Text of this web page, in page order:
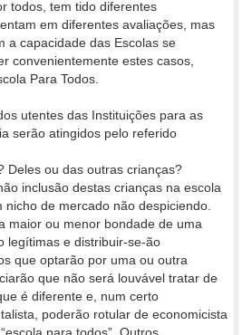
todos, tem tido diferentes
em diferentes avaliações, mas
a capacidade das Escolas se
convenientemente estes casos,
Para Todos.
utentes das Instituições para as
serão atingidos pelo referido
Deles ou das outras crianças?
inclusão destas crianças na escola
nicho de mercado não despiciendo.
maior ou menor bondade de uma
legítimas e distribuir-se-ão
que optarão por uma ou outra
que não será louvável tratar de
é diferente e, num certo
poderão rotular de economicista
para todos”. Outros